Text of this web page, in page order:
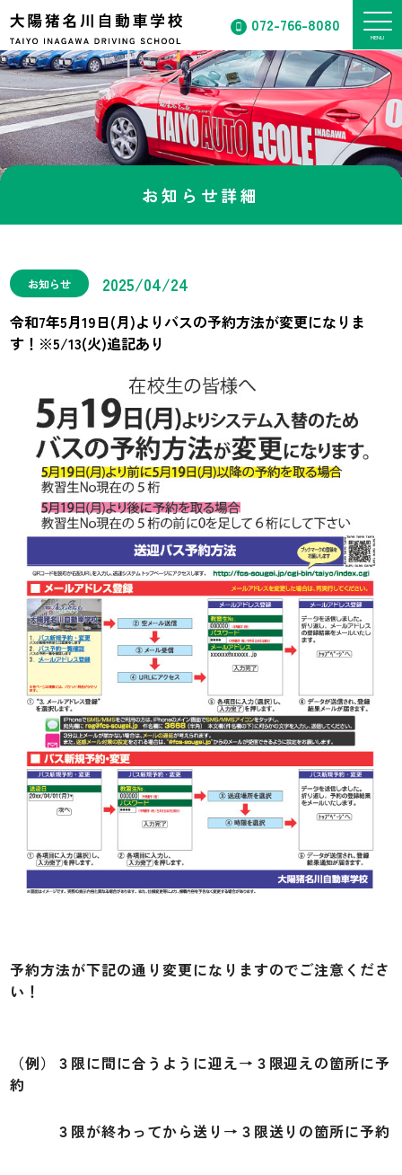
072-766-8080
お知らせ詳細
お知らせ 2025/04/24
令和7年5月19日(月)よりバスの予約方法が変更になりま
す！※5/13(火)追記あり
予約方法が下記の通り変更になりますのでご注意くださ
い！
（例）３限に間に合うように迎え→３限迎えの箇所に予
約
３限が終わってから送り→３限送りの箇所に予約